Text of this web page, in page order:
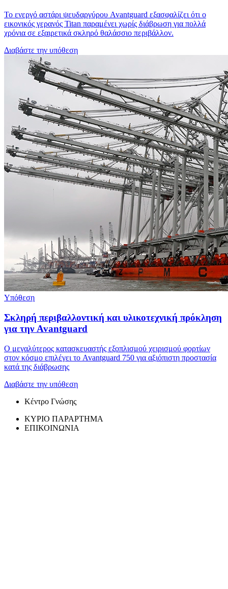
Το ενεργό αστάρι ψευδαργύρου Avantguard εξασφαλίζει ότι ο
εικονικός γερανός Titan παραμένει χωρίς διάβρωση για πολλά
χρόνια σε εξαιρετικά σκληρό θαλάσσιο περιβάλλον.
Διαβάστε την υπόθεση
Υπόθεση
Σκληρή περιβαλλοντική και υλικοτεχνική πρόκληση
για την Avantguard
Ο μεγαλύτερος κατασκευαστής εξοπλισμού χειρισμού φορτίων
στον κόσμο επιλέγει το Avantguard 750 για αξιόπιστη προστασία
κατά της διάβρωσης
Διαβάστε την υπόθεση
Κέντρο Γνώσης
ΚΥΡΙΟ ΠΑΡΑΡΤΗΜΑ
ΕΠΙΚΟΙΝΩΝΙΑ